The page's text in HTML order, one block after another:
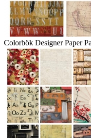
Colorbök Designer Paper